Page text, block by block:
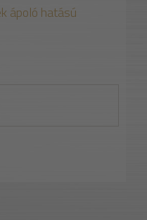
ápoló hatású